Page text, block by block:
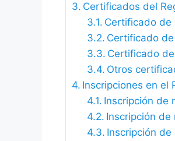
Certificados del
Certificado de
Certificado
Certificado
Otros
Inscripciones en el
Inscripción de
Inscripción de
Inscripción